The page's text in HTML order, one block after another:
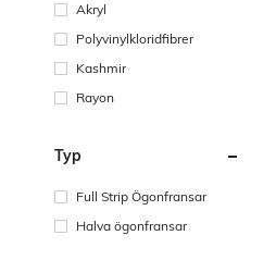
Akryl
Polyvinylkloridfibrer
Kashmir
Rayon
Typ
Full Strip Ögonfransar
Halva ögonfransar